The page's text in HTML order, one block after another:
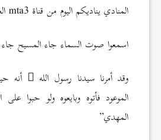
المنادي يناديكم اليوم من قناة mta3 العربية”
اسمعوا صوت السماء جاء المسيح
وقد أمرنا سيدنا رسول الله
أنه
الموعود فأتوه وبايعوه ولو حبوا على
المهدي”